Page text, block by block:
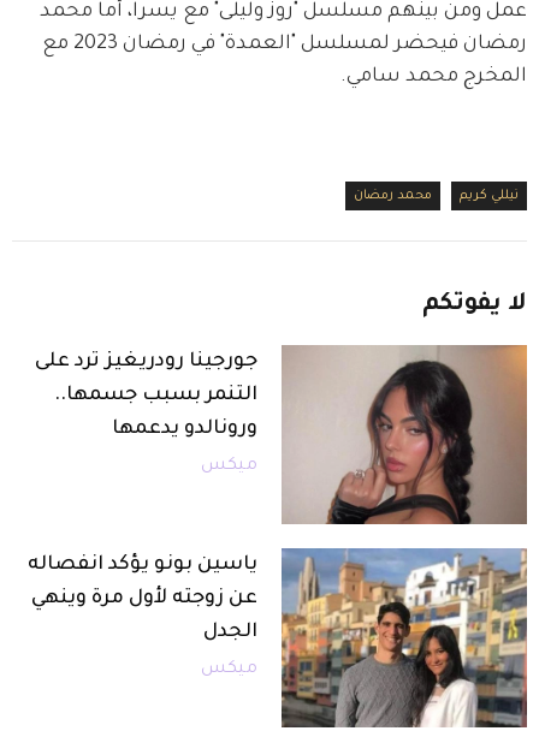
عمل ومن بينهم مسلسل "روز وليلى" مع يسرا، أما محمد
رمضان فيحضر لمسلسل "العمدة" في رمضان 2023 مع
المخرج محمد سامي.
نيللي كريم محمد رمضان
لا يفوتكم
جورجينا رودريغيز ترد على
التنمر بسبب جسمها..
ورونالدو يدعمها
ميكس
ياسين بونو يؤكد انفصاله
عن زوجته لأول مرة وينهي
الجدل
ميكس